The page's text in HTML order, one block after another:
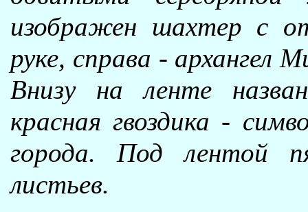
изображен шахтер с
руке, справа - архангел
Внизу на ленте
красная гвоздика -
города. Под лентой
листьев.